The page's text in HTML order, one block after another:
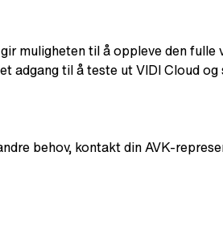
muligheten til å oppleve den
adgang til å teste ut VIDI Cloud
behov, kontakt din AVK-